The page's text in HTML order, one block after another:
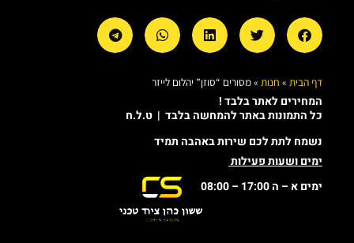
דף הבית » חנות »מסורים “סוזן” יהלום לייזר
המחירים לאתר בלבד !
כל התמונות באתר להמחשה בלבד | ט.ל.ח
נשמח לתת לכם שירות באהבה תמיד
ימים ושעות פעילות
ימים א – ה 17:00 – 08:00